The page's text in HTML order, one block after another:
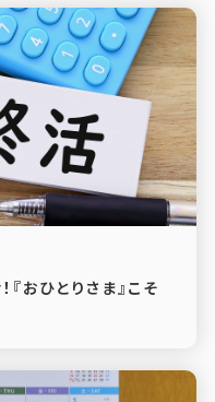
『おひとりさま』こそ